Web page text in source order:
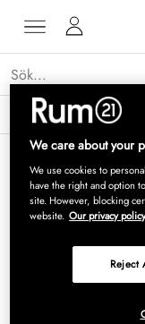
Få 15 % rabatt på
We care about your
We use cookies to
have the right and option
site. However, blocking
website. Our privacy
Reject